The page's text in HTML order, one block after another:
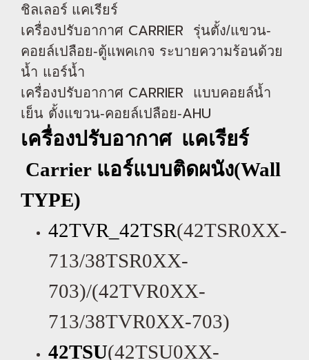
ชิลเลอร์ แคเรียร์
เครื่องปรับอากาศ CARRIER
รุ่นตั้ง/แขวน-
คอยล์เปลือย-ตู้แพคเกจ ระบายความร้อนด้วย
น้ำ แอร์น้ำ
เครื่องปรับอากาศ CARRIER
แบบคอยล์น้ำ
เย็น ตั้งแขวน-คอยล์เปลือย-AHU
เครื่องปรับอากาศ แคเรียร์
Carrier แอร์แบบติดผนัง(Wall
TYPE)
42TVR_42TSR(42TSR0XX-
713/38TSR0XX-
703)/(42TVR0XX-
713/38TVR0XX-703)
42TSU(42TSU0XX-